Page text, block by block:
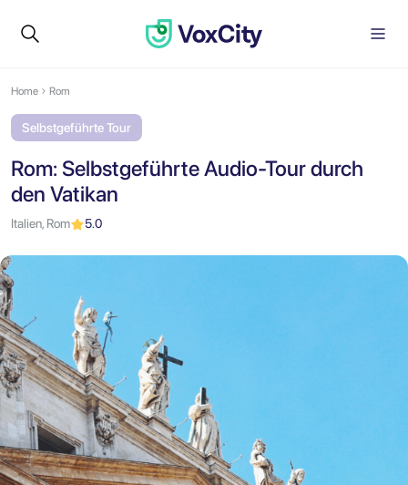
Home Rom
Selbstgeführte Tour
Rom: Selbstgeführte Audio-Tour durch
den Vatikan
Italien, Rom 5.0